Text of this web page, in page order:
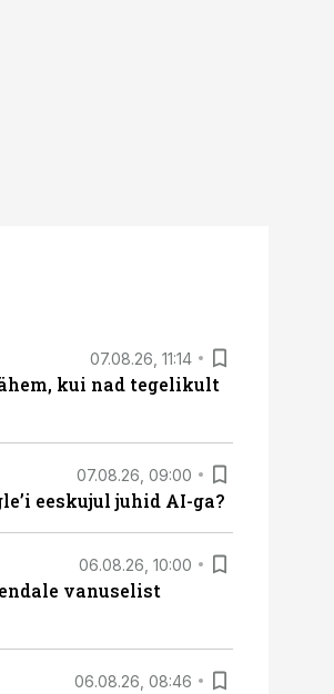
07.08.26, 11:14
kui nad tegelikult
07.08.26, 09:00
eeskujul juhid AI-ga?
06.08.26, 10:00
vanuselist
06.08.26, 08:46